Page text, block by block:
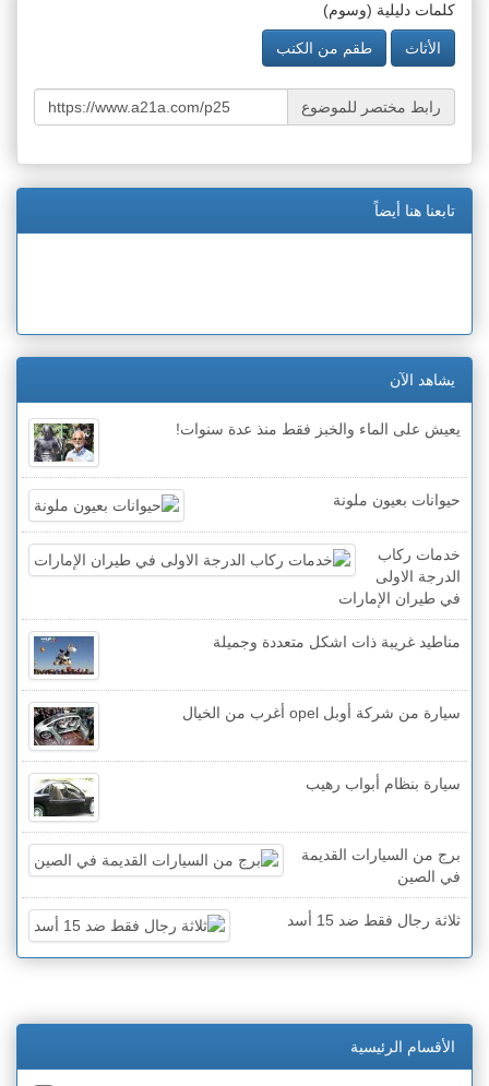
كلمات دليلية (وسوم)
الأثاث طقم من الكنب
رابط مختصر للموضوع
تابعنا هنا أيضاً
يشاهد الآن
يعيش على الماء والخبز فقط منذ عدة سنوات!
حيوانات بعيون ملونة
خدمات ركاب
الدرجة الاولى
في طيران الإمارات
مناطيد غريبة ذات اشكل متعددة وجميلة
سيارة من شركة أوبل opel أغرب من الخيال
سيارة بنظام أبواب رهيب
برج من السيارات القديمة
في الصين
ثلاثة رجال فقط ضد 15 أسد
الأقسام الرئيسية